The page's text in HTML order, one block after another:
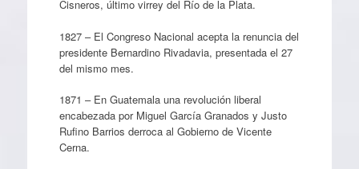
Cisneros, último virrey del Río de la Plata.
1827 – El Congreso Nacional acepta la renuncia del
presidente Bernardino Rivadavia, presentada el 27
del mismo mes.
1871 – En Guatemala una revolución liberal
encabezada por Miguel García Granados y Justo
Rufino Barrios derroca al Gobierno de Vicente
Cerna.